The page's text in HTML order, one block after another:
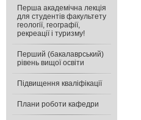
Перша академічна лекція
для студентів факультету
геології, географії,
рекреації і туризму!
Перший (бакалаврський)
рівень вищої освіти
Підвищення кваліфікації
Плани роботи кафедри